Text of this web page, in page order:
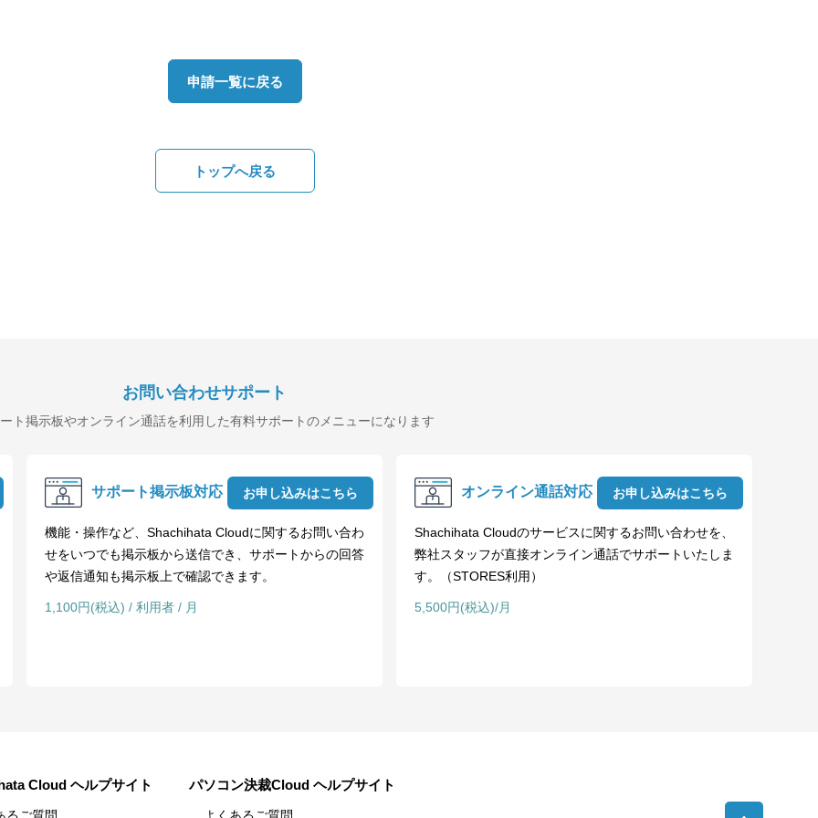
申請一覧に戻る
トップへ戻る
お問い合わせサポート
ト掲示板やオンライン通話を利用した有料サポートのメニューになります
サポート掲示板対応
機能・操作など、Shachihata Cloudに関するお問い合わ
せをいつでも掲示板から送信でき、サポートからの回答
や返信通知も掲示板上で確認できます。
1,100円(税込) / 利用者 / 月
お申し込みはこちら オンライン通話対応
Shachihata Cloudのサービスに関するお問い合わせを、
弊社スタッフが直接オンライン通話でサポートいたしま
す。（STORES利用）
5,500円(税込)/月
お申し込みはこちら
Cloud ヘルプサイト
るご質問
パソコン決裁Cloud ヘルプサイト
よくあるご質問